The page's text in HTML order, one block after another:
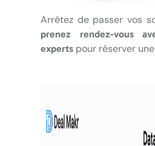
Arrêtez de passer vos
prenez rendez-vous
experts pour réserver